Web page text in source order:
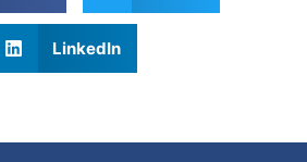
LinkedIn